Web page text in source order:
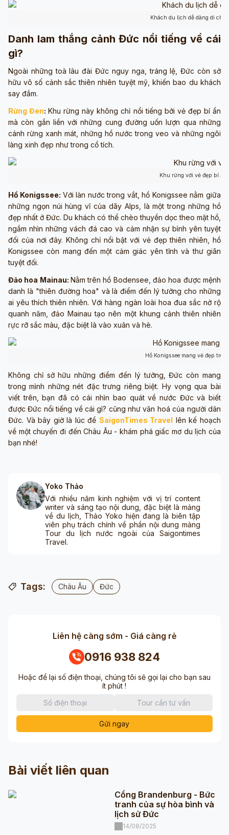
Khách du lịch dễ dàng di
Danh lam thắng cảnh Đức nổi tiếng về cái
gì?
Ngoài những toà lâu đài Đức nguy nga, tráng lệ, Đức còn sở
hữu vô số cảnh sắc thiên nhiên tuyệt mỹ, khiến bao du khách
say đắm.
Rừng Đen:Khu rừng này không chỉ nổi tiếng bởi vẻ đẹp bí ẩn
mà còn gắn liền với những cung đường uốn lượn qua những
cánh rừng xanh mát, những hồ nước trong veo và những ngôi
làng xinh đẹp như trong cổ tích.
Khu rừng với vẻ đẹp bí
Hồ Konigssee: Với làn nước trong vắt, hồ Konigssee nằm giữa
những ngọn núi hùng vĩ của dãy Alps, là một trong những hồ
đẹp nhất ở Đức. Du khách có thể chèo thuyền dọc theo mặt hồ,
ngắm nhìn những vách đá cao và cảm nhận sự bình yên tuyệt
đối của nơi đây. Không chỉ nổi bật với vẻ đẹp thiên nhiên, hồ
Konigssee còn mang đến một cảm giác yên tĩnh và thư giãn
tuyệt đối.
Đảo hoa Mainau: Nằm trên hồ Bodensee, đảo hoa được mệnh
danh là "thiên đường hoa" và là điểm đến lý tưởng cho những
ai yêu thích thiên nhiên. Với hàng ngàn loài hoa đua sắc nở rộ
quanh năm, đảo Mainau tạo nên một khung cảnh thiên nhiên
rực rỡ sắc màu, đặc biệt là vào xuân và hè.
Hồ Konigssee mang vẻ đẹp
Không chỉ sở hữu những điểm đến lý tưởng, Đức còn mang
trong mình những nét đặc trưng riêng biệt. Hy vọng qua bài
viết trên, bạn đã có cái nhìn bao quát về nước Đức và biết
được Đức nổi tiếng về cái gì? cũng như văn hoá của người dân
Đức. Và bây giờ là lúc để SaigonTimes Travel lên kế hoạch
về một chuyến đi đến Châu Âu - khám phá giấc mơ du lịch của
bạn nhé!
Yoko Thảo
Với nhiều năm kinh nghiệm với vị trí content
writer và sáng tạo nội dung, đặc biệt là mảng
về du lịch, Thảo Yoko hiện đang là biên tập
viên phụ trách chính về phần nội dung mảng
Tour du lịch nước ngoài của Saigontimes
Travel.
Tags: Châu Âu Đức
Liên hệ càng sớm - Giá càng rẻ
0916 938 824
Hoặc để lại số điện thoại, chúng tôi sẽ gọi lại cho bạn sau
ít phút !
Gửi ngay
Bài viết liên quan
Cổng Brandenburg - Bức
tranh của sự hòa bình và
lịch sử Đức
14/08/2025